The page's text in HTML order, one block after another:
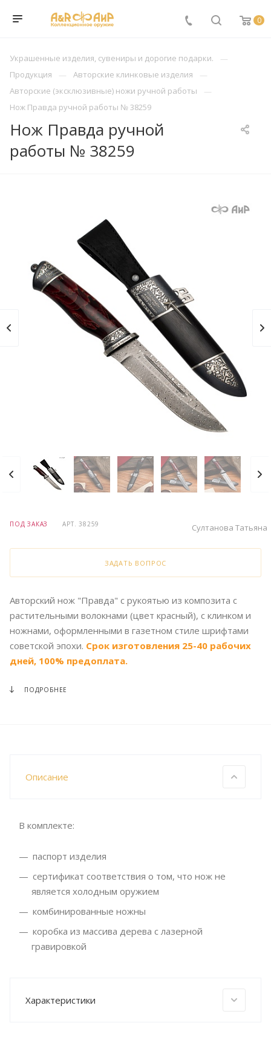
0
Украшенные изделия, сувениры и дорогие подарки.
Продукция
Авторские клинковые изделия
Авторские (эксклюзивные) ножи ручной работы
Нож Правда ручной работы № 38259
Нож Правда ручной
работы № 38259
ПОД ЗАКАЗ АРТ.38259 Султанова Татьяна
ЗАДАТЬ ВОПРОС
Авторский нож "Правда" с рукоятью из композита с
растительными волокнами (цвет красный), с клинком и
ножнами, оформленными в газетном стиле шрифтами
советской эпохи. Срок изготовления 25-40 рабочих
дней, 100% предоплата.
ПОДРОБНЕЕ
Описание
В комплекте:
паспорт изделия
сертификат соответствия о том, что нож не
является холодным оружием
комбинированные ножны
коробка из массива дерева с лазерной
гравировкой
Характеристики